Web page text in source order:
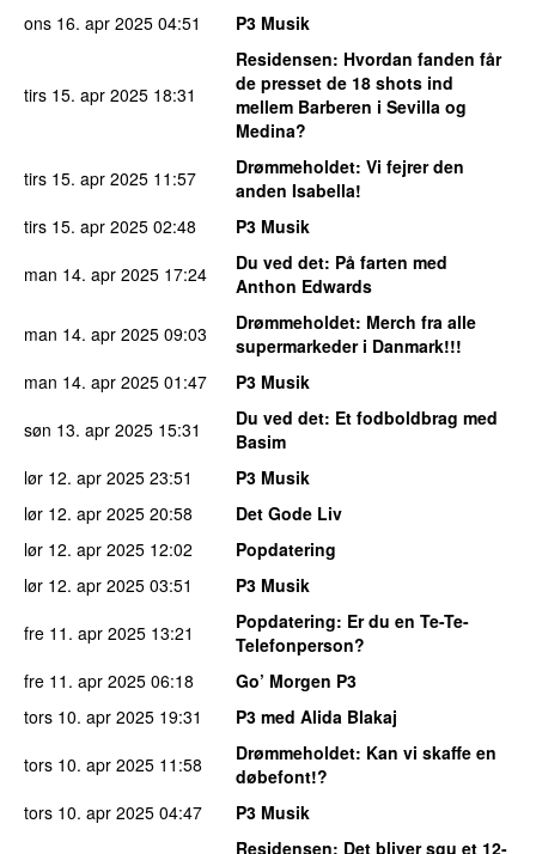
ons 16. apr 2025 04:51 P3 Musik
tirs 15. apr 2025 18:31
Residensen: Hvordan fanden får
de presset de 18 shots ind
mellem Barberen i Sevilla og
Medina?
tirs 15. apr 2025 11:57 Drømmeholdet: Vi fejrer den
anden Isabella!
tirs 15. apr 2025 02:48
P3 Musik
man 14. apr 2025 17:24 Du ved det: På farten med
Anthon Edwards
man 14. apr 2025 09:03 Drømmeholdet: Merch fra alle
supermarkeder i Danmark!!!
man 14. apr 2025 01:47
P3 Musik
søn 13. apr 2025 15:31 Du ved det: Et fodboldbrag med
Basim
lør 12. apr 2025 23:51
P3 Musik
lør 12. apr 2025 20:58
Det Gode Liv
lør 12. apr 2025 12:02
Popdatering
lør 12. apr 2025 03:51
P3 Musik
fre 11. apr 2025 13:21 Popdatering: Er du en Te-Te-
Telefonperson?
fre 11. apr 2025 06:18
Go’ Morgen P3
tors 10. apr 2025 19:31
P3 med Alida Blakaj
tors 10. apr 2025 11:58 Drømmeholdet: Kan vi skaffe en
døbefont!?
tors 10. apr 2025 04:47
P3 Musik
Residensen: Det bliver sgu et 12-